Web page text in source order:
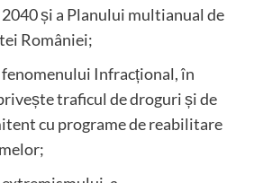
și a Planului multianual de
României;
Infracțional, în
traficul de droguri și de
cu programe de reabilitare